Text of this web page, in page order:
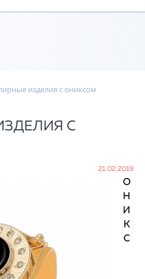
изделия с ониксом
С
21.02.2019
О
Н
И
К
С